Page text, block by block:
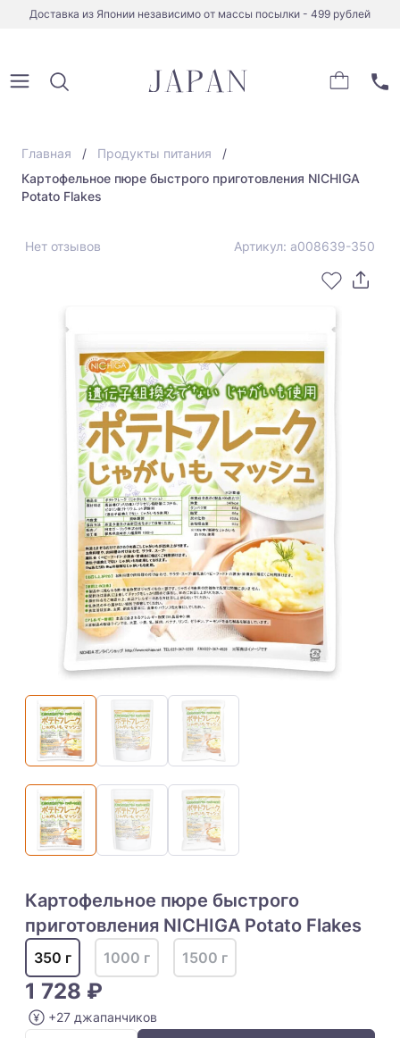
Доставка из Японии независимо от массы посылки - 499 рублей
Главная
Продукты питания
Картофельное пюре быстрого приготовления NICHIGA
Potato Flakes
Нет отзывов Артикул: a008639-350
Картофельное пюре быстрого
приготовления NICHIGA Potato Flakes
350 г 1000 г 1500 г
1 728 ₽
+27 джапанчиков